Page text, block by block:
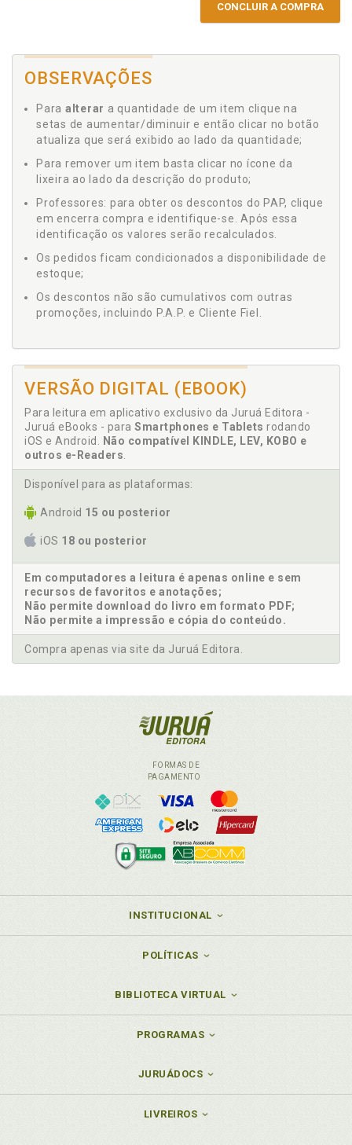
CONCLUIR A COMPRA
OBSERVAÇÕES
Para alterar a quantidade de um item clique na
setas de aumentar/diminuir e então clicar no botão
atualiza que será exibido ao lado da quantidade;
Para remover um item basta clicar no ícone da
lixeira ao lado da descrição do produto;
Professores: para obter os descontos do PAP, clique
em encerra compra e identifique-se. Após essa
identificação os valores serão recalculados.
Os pedidos ficam condicionados a disponibilidade de
estoque;
Os descontos não são cumulativos com outras
promoções, incluindo P.A.P. e Cliente Fiel.
VERSÃO DIGITAL (EBOOK)
Para leitura em aplicativo exclusivo da Juruá Editora -
Juruá eBooks - para Smartphones e Tablets rodando
iOS e Android.
Não compatível KINDLE, LEV, KOBO e
outros e-Readers
Disponível para as plataformas:
Android 15 ou posterior
iOS 18 ou posterior
Em computadores a leitura é apenas online e sem
recursos de favoritos e anotações;
Não permite download do livro em formato PDF;
Não permite a impressão e cópia do conteúdo.
Compra apenas via site da Juruá Editora.
FORMAS DE
PAGAMENTO
INSTITUCIONAL
POLÍTICAS
BIBLIOTECA VIRTUAL
PROGRAMAS
JURUÁDOCS
LIVREIROS